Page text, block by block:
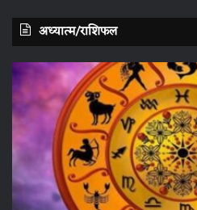
अध्यात्म/राशिफल